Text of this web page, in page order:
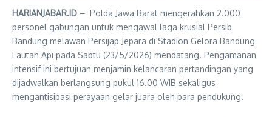
HARIANJABAR.ID – Polda Jawa Barat mengerahkan 2.000
personel gabungan untuk mengawal laga krusial Persib
Bandung melawan Persijap Jepara di Stadion Gelora Bandung
Lautan Api pada Sabtu (23/5/2026) mendatang. Pengamanan
intensif ini bertujuan menjamin kelancaran pertandingan yang
dijadwalkan berlangsung pukul 16.00 WIB sekaligus
mengantisipasi perayaan gelar juara oleh para pendukung.